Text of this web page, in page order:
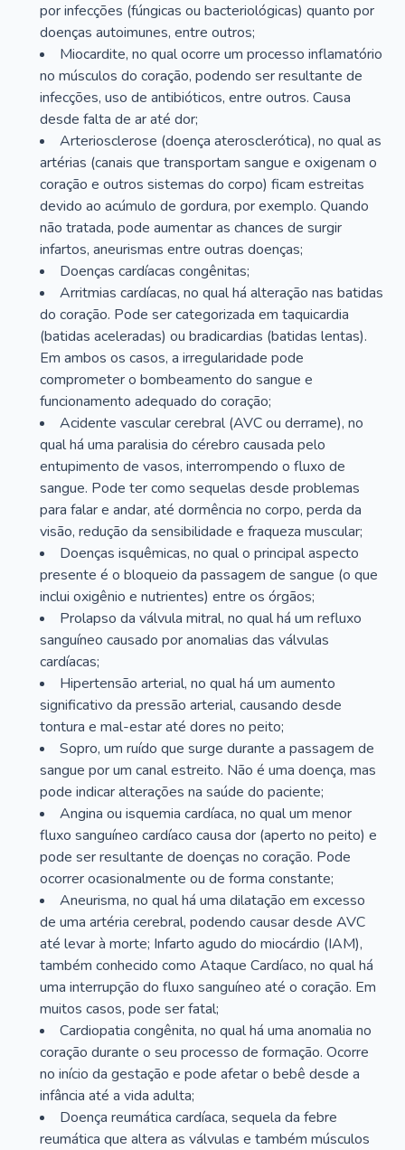
por infecções (fúngicas ou bacteriológicas) quanto por
doenças autoimunes, entre outros;
Miocardite, no qual ocorre um processo inflamatório
no músculos do coração, podendo ser resultante de
infecções, uso de antibióticos, entre outros. Causa
desde falta de ar até dor;
Arteriosclerose (doença aterosclerótica), no qual as
artérias (canais que transportam sangue e oxigenam o
coração e outros sistemas do corpo) ficam estreitas
devido ao acúmulo de gordura, por exemplo. Quando
não tratada, pode aumentar as chances de surgir
infartos, aneurismas entre outras doenças;
Doenças cardíacas congênitas;
Arritmias cardíacas, no qual há alteração nas batidas
do coração. Pode ser categorizada em taquicardia
(batidas aceleradas) ou bradicardias (batidas lentas).
Em ambos os casos, a irregularidade pode
comprometer o bombeamento do sangue e
funcionamento adequado do coração;
Acidente vascular cerebral (AVC ou derrame), no
qual há uma paralisia do cérebro causada pelo
entupimento de vasos, interrompendo o fluxo de
sangue. Pode ter como sequelas desde problemas
para falar e andar, até dormência no corpo, perda da
visão, redução da sensibilidade e fraqueza muscular;
Doenças isquêmicas, no qual o principal aspecto
presente é o bloqueio da passagem de sangue (o que
inclui oxigênio e nutrientes) entre os órgãos;
Prolapso da válvula mitral, no qual há um refluxo
sanguíneo causado por anomalias das válvulas
cardíacas;
Hipertensão arterial, no qual há um aumento
significativo da pressão arterial, causando desde
tontura e mal-estar até dores no peito;
Sopro, um ruído que surge durante a passagem de
sangue por um canal estreito. Não é uma doença, mas
pode indicar alterações na saúde do paciente;
Angina ou isquemia cardíaca, no qual um menor
fluxo sanguíneo cardíaco causa dor (aperto no peito) e
pode ser resultante de doenças no coração. Pode
ocorrer ocasionalmente ou de forma constante;
Aneurisma, no qual há uma dilatação em excesso
de uma artéria cerebral, podendo causar desde AVC
até levar à morte; Infarto agudo do miocárdio (IAM),
também conhecido como Ataque Cardíaco, no qual há
uma interrupção do fluxo sanguíneo até o coração. Em
muitos casos, pode ser fatal;
Cardiopatia congênita, no qual há uma anomalia no
coração durante o seu processo de formação. Ocorre
no início da gestação e pode afetar o bebê desde a
infância até a vida adulta;
Doença reumática cardíaca, sequela da febre
reumática que altera as válvulas e também músculos